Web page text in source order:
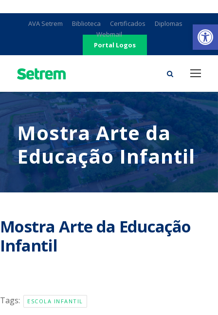
AVA Setrem Biblioteca Certificados
Diplomas
Webmail
Portal Logos
Mostra Arte da
Educação Infantil
Mostra Arte da Educação
Infantil
Tags: ESCOLA INFANTIL